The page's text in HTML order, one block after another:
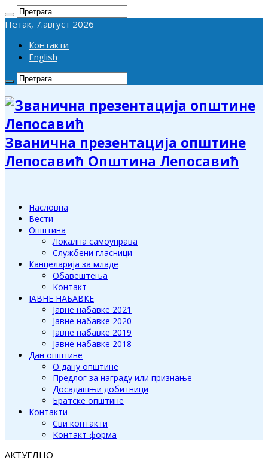
Петак, 7.август 2026
Контакти
English
Званична презентација општине
Лепосавић Општина Лепосавић
Насловна
Вести
Општина
Локална самоуправа
Службени гласници
Канцеларија за младе
Обавештења
Контакт
ЈАВНЕ НАБАВКЕ
Јавне набавке 2021
Јавне набавке 2020
Јавне набавке 2019
Јавне набавке 2018
Дан општине
О дану општине
Предлог за награду или признање
Досадашњи добитници
Братске општине
Контакти
Сви контакти
Контакт форма
АКТУЕЛНО